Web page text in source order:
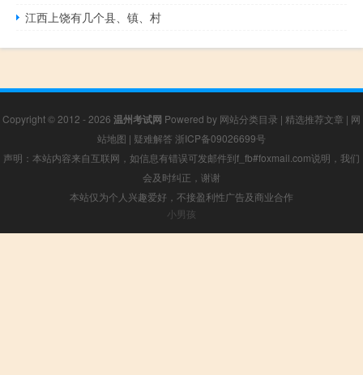
江西上饶有几个县、镇、村
Copyright © 2012 - 2026 温州考试网 Powered by 网站分类目录 | 精选推荐文章 | 网
站地图 | 疑难解答 浙ICP备09026699号
声明：本站内容来自互联网，如信息有错误可发邮件到f_fb#foxmail.com说明，我们
会及时纠正，谢谢
本站仅为个人兴趣爱好，不接盈利性广告及商业合作
小男孩